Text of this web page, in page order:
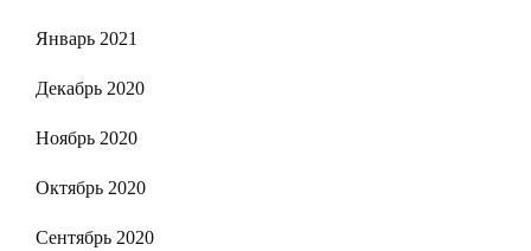
Январь 2021
Декабрь 2020
Ноябрь 2020
Октябрь 2020
Сентябрь 2020